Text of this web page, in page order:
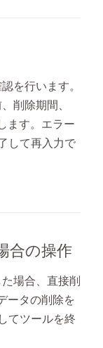
を行います。
削除期間、
ます。エラー
して再入力で
合の操作
場合、直接削
ータの削除を
てツールを終